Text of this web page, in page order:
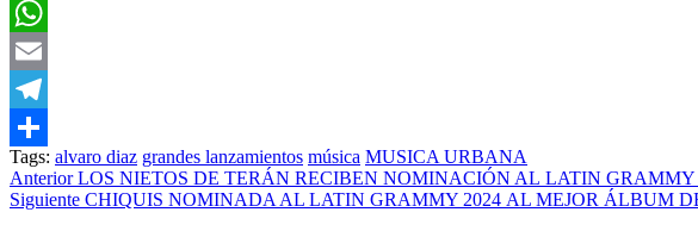
Facebook
WhatsApp
Email
Telegram
Compartir
Tags: alvaro diaz grandes lanzamientos música MUSICA URBANA
Post
navigation
AnteriorLOS NIETOS DE TERÁN RECIBEN NOMINACIÓN AL LATIN GRAMMY
Siguiente CHIQUIS NOMINADA AL LATIN GRAMMY 2024 AL MEJOR ÁLBUM